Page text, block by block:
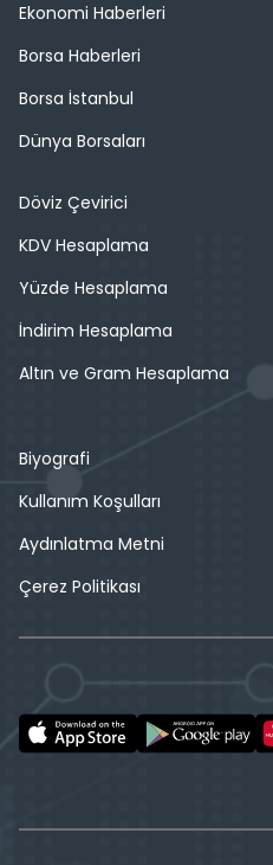
Ekonomi Haberleri
Borsa Haberleri
Borsa İstanbul
Dünya Borsaları
Döviz Çevirici
KDV Hesaplama
Yüzde Hesaplama
İndirim Hesaplama
Altın ve Gram Hesaplama
Biyografi
Kullanım Koşulları
Aydınlatma Metni
Çerez Politikası